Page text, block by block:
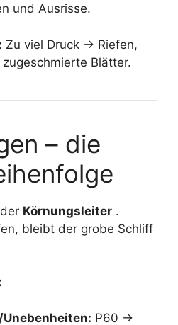
und Ausrisse.
Zu viel Druck → Riefen,
Blätter.
– die
Körnungsleiter .
bleibt der grobe Schliff
P60 →